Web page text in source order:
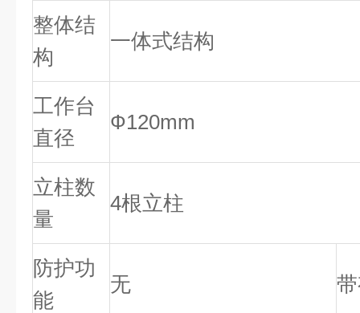
整体结
构
一体式结构
工作台
直径
Ф120mm
立柱数
量
4根立柱
防护功
能
无